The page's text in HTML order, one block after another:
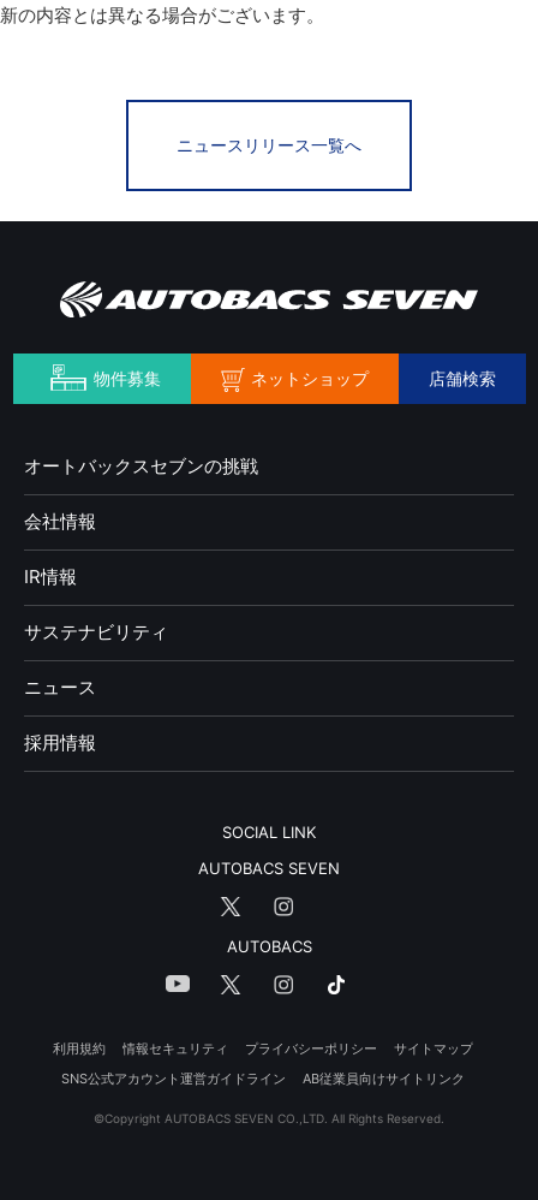
新の内容とは異なる場合がございます。
ニュースリリース一覧へ
物件募集 ネットショップ 店舗検索
オートバックスセブンの挑戦
会社情報
IR情報
サステナビリティ
ニュース
採用情報
SOCIAL LINK
AUTOBACS SEVEN
AUTOBACS
利用規約 情報セキュリティ プライバシーポリシー
サイトマップ
SNS公式アカウント運営ガイドライン
AB従業員向けサイトリンク
©Copyright AUTOBACS SEVEN CO.,LTD. All Rights Reserved.